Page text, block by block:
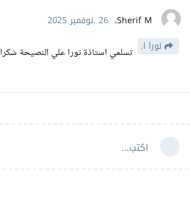
Sherif M. 26 .نوفمبر 2025
نورا ا. تسلمي استاذة نورا علي النصيحة شكرا
اكتب...